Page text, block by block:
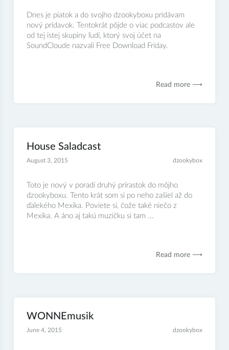
Dnes je piatok a do svojho dzookyboxu pridávam
nový prídavok. Tentokrát pôjde o viac podcastov ale
od tej istej skupiny ľudí, ktorý svoj účet na
SoundCloude nazvali Free Download Friday.
Read more ⟶
House Saladcast
August 3, 2015 dzookybox
Toto je nový v poradí druhý prírastok do môjho
dzookyboxu. Tento krát som si po neho zašiel až do
ďalekého Mexika. Poviete si, čože také niečo z
Mexika. A áno aj takú muzičku si tam ...
Read more ⟶
WONNEmusik
June 4, 2015 dzookybox